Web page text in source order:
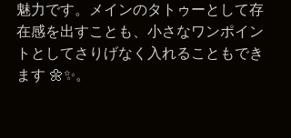
魅力です。メインのタトゥーとして存
在感を出すことも、小さなワンポイン
トとしてさりげなく入れることもでき
ます 🌼✨。